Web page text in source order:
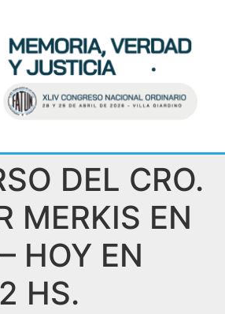
DEL CRO.
MERKIS EN
HOY EN
HS.